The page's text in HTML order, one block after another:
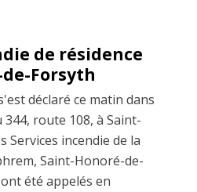
de résidence
Forsyth
déclaré ce matin dans
route 108, à Saint-
Services incendie de la
Saint-Honoré-de-
été appelés en